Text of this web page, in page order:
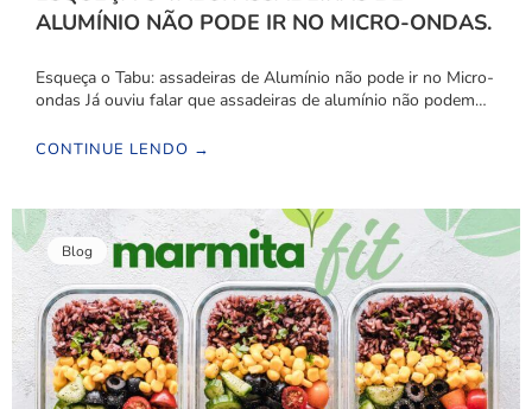
ALUMÍNIO NÃO PODE IR NO MICRO-ONDAS.
Esqueça o Tabu: assadeiras de Alumínio não pode ir no Micro-
ondas Já ouviu falar que assadeiras de alumínio não podem…
CONTINUE LENDO →
Blog